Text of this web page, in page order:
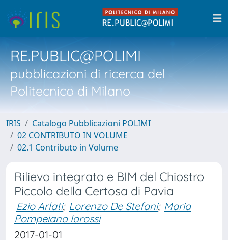
RE.PUBLIC@POLIMI
pubblicazioni di ricerca del
Politecnico di Milano
IRIS
Catalogo Pubblicazioni POLIMI
02 CONTRIBUTO IN VOLUME
02.1 Contributo in Volume
Rilievo integrato e BIM del Chiostro
Piccolo della Certosa di Pavia
Ezio Arlati; Lorenzo De Stefani; Maria
Pompeiana Iarossi
2017-01-01